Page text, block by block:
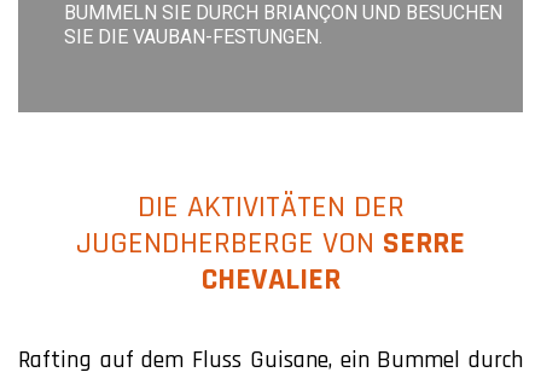
BUMMELN SIE DURCH BRIANÇON UND BESUCHEN
SIE DIE VAUBAN-FESTUNGEN.
DIE AKTIVITÄTEN DER
JUGENDHERBERGE VON SERRE
CHEVALIER
Rafting auf dem Fluss Guisane, ein Bummel durch